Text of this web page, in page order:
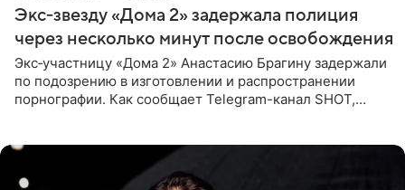
Экс‑звезду «Дома 2» задержала полиция
через несколько минут после освобождения
Экс‑участницу «Дома 2» Анастасию Брагину задержали
по подозрению в изготовлении и распространении
порнографии. Как сообщает Telegram-канал SHOT,